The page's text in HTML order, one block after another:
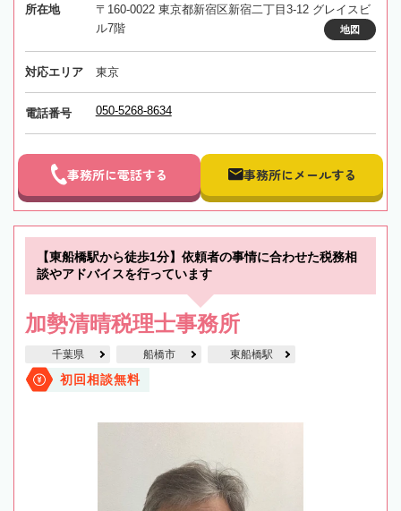
所在地
〒160-0022 東京都新宿区新宿二丁目3-12 グレイスビ
ル7階
地図
対応エリア 東京
電話番号 050-5268-8634
事務所に電話する 事務所にメールする
【東船橋駅から徒歩1分】依頼者の事情に合わせた税務相
談やアドバイスを行っています
加勢清晴税理士事務所
千葉県 船橋市 東船橋駅
初回相談無料